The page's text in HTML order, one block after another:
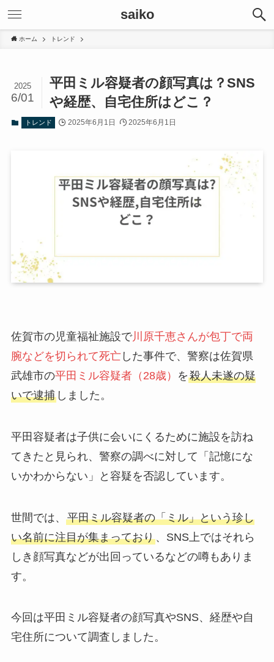
saiko
ホーム トレンド
平田ミル容疑者の顔写真は？SNS
や経歴、自宅住所はどこ？
2025
6/01
トレンド 2025年6月1日 2025年6月1日
佐賀市の児童福祉施設で川原千恵さんが包丁で両
腕などを切られて死亡した事件で、警察は佐賀県
武雄市の平田ミル容疑者（28歳） を殺人未遂の疑
いで逮捕しました。
平田容疑者は子供に会いにくるために施設を訪ね
てきたと見られ、警察の調べに対して「記憶にな
いかわからない」と容疑を否認しています。
世間では、 平田ミル容疑者の「ミル」という珍し
い名前に注目が集まっており、SNS上ではそれら
しき顔写真などが出回っているなどの噂もありま
す。
今回は平田ミル容疑者の顔写真やSNS、経歴や自
宅住所について調査しました。